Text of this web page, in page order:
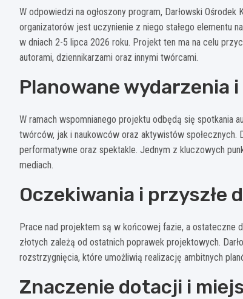
W odpowiedzi na ogłoszony program, Darłowski
organizatorów jest uczynienie z niego stałego elementu
w dniach 2-5 lipca 2026 roku. Projekt ten ma na celu
autorami, dziennikarzami oraz innymi twórcami.
Planowane wydarzenia
W ramach wspomnianego projektu odbędą się spotkania
twórców, jak i naukowców oraz aktywistów
performatywne oraz spektakle. Jednym z kluczowych
mediach.
Oczekiwania i przyszłe
Prace nad projektem są w końcowej fazie, a
złotych zależą od ostatnich poprawek projektowych.
rozstrzygnięcia, które umożliwią realizację ambitnych
Znaczenie dotacji i